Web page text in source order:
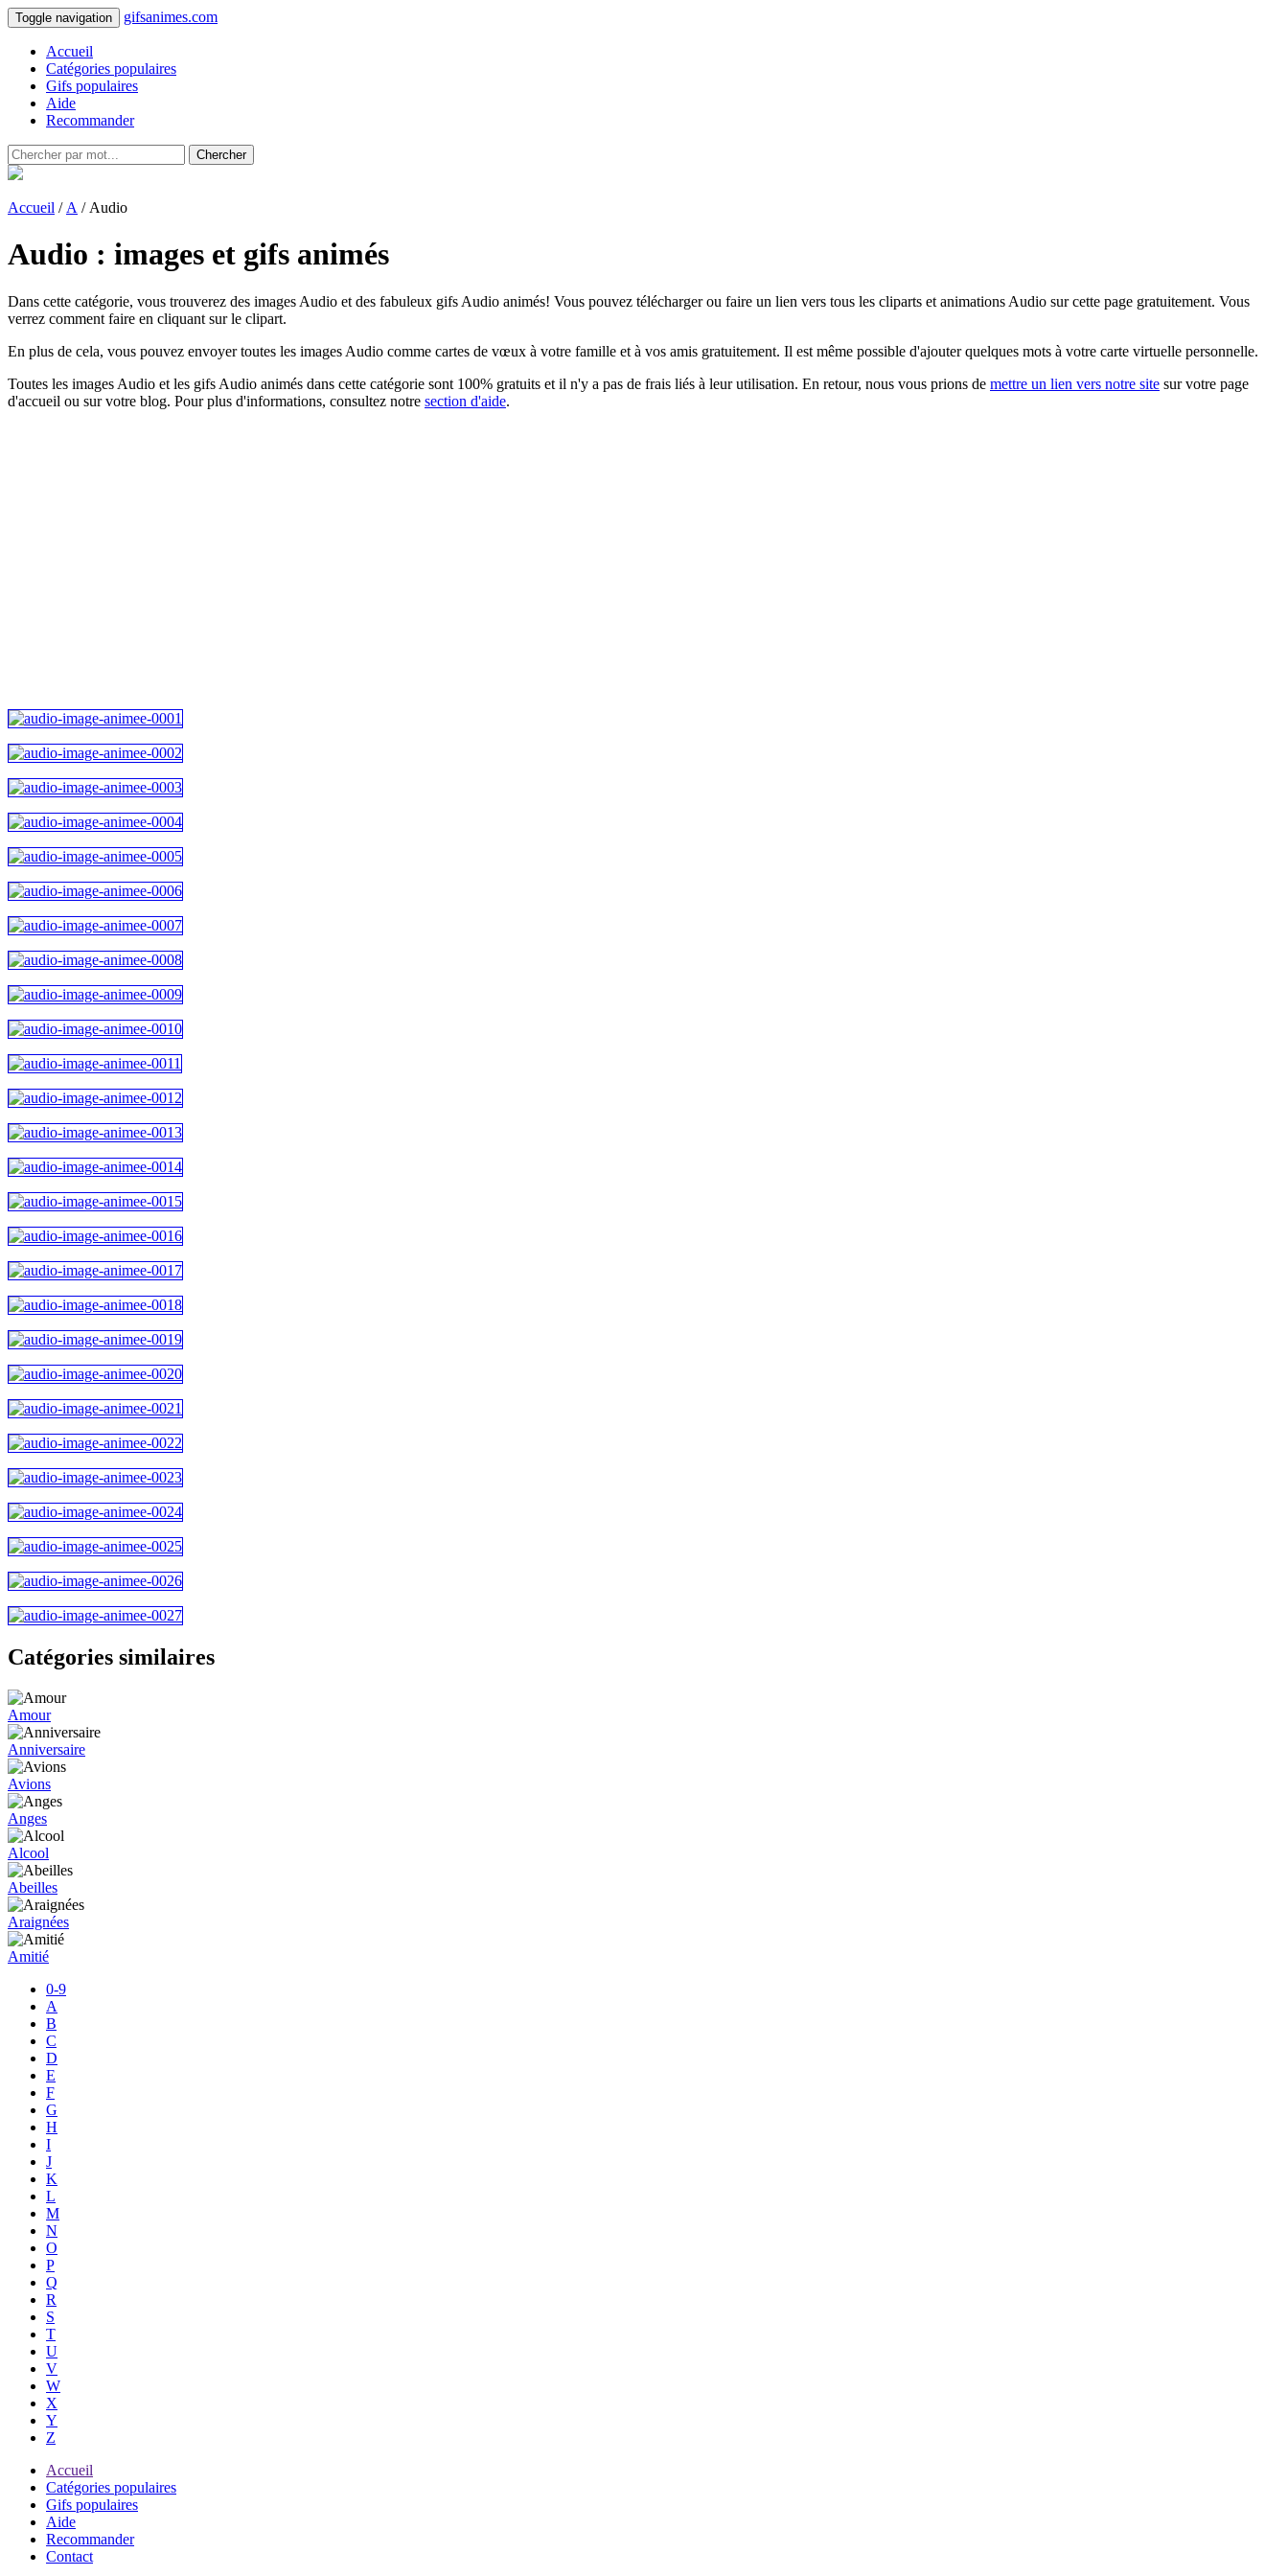
Toggle navigation gifsanimes.com
Accueil
Catégories populaires
Gifs populaires
Aide
Recommander
Chercher
Accueil / A / Audio
Audio : images et gifs animés
Dans cette catégorie, vous trouverez des images Audio et des fabuleux gifs Audio animés! Vous pouvez télécharger ou faire un lien vers tous les cliparts et animations Audio sur cette page gratuitement. Vous
verrez comment faire en cliquant sur le clipart.
En plus de cela, vous pouvez envoyer toutes les images Audio comme cartes de vœux à votre famille et à vos amis gratuitement. Il est même possible d'ajouter quelques mots à votre carte virtuelle personnelle.
Toutes les images Audio et les gifs Audio animés dans cette catégorie sont 100% gratuits et il n'y a pas de frais liés à leur utilisation. En retour, nous vous prions de mettre un lien vers notre site sur votre page
d'accueil ou sur votre blog. Pour plus d'informations, consultez notre section d'aide.
Catégories similaires
Amour
Anniversaire
Avions
Anges
Alcool
Abeilles
Araignées
Amitié
0-9
A
B
C
D
E
F
G
H
I
J
K
L
M
N
O
P
Q
R
S
T
U
V
W
X
Y
Z
Accueil
Catégories populaires
Gifs populaires
Aide
Recommander
Contact